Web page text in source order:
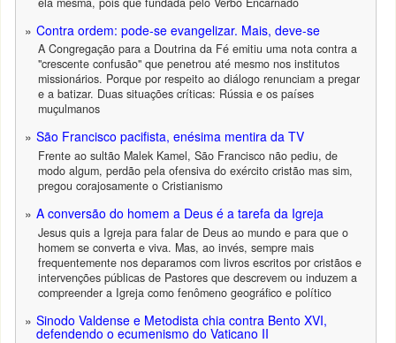
Contra ordem: pode-se evangelizar. Mais, deve-se
A Congregação para a Doutrina da Fé emitiu uma nota contra a
"crescente confusão" que penetrou até mesmo nos institutos
missionários. Porque por respeito ao diálogo renunciam a pregar
e a batizar. Duas situações críticas: Rússia e os países
muçulmanos
São Francisco pacifista, enésima mentira da TV
Frente ao sultão Malek Kamel, São Francisco não pediu, de
modo algum, perdão pela ofensiva do exército cristão mas sim,
pregou corajosamente o Cristianismo
A conversão do homem a Deus é a tarefa da Igreja
Jesus quis a Igreja para falar de Deus ao mundo e para que o
homem se converta e viva. Mas, ao invés, sempre mais
frequentemente nos deparamos com livros escritos por cristãos e
intervenções públicas de Pastores que descrevem ou induzem a
compreender a Igreja como fenômeno geográfico e político
Sinodo Valdense e Metodista chia contra Bento XVI,
defendendo o ecumenismo do Vaticano II